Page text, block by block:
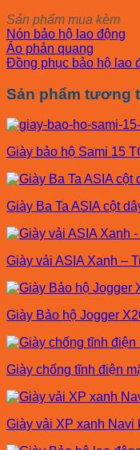
Sản phẩm mua kèm
Nón bảo hộ lao động
Áo phản quang
Đồng phục bảo hộ lao
Sản phẩm tương
Giày bảo hộ Sami 15
Giày Ba Ta ASIA cột
Giày vải ASIA Xanh –
Giày Bảo hộ Jogger
Giày chống tĩnh điện
Giày vải XP xanh Navi